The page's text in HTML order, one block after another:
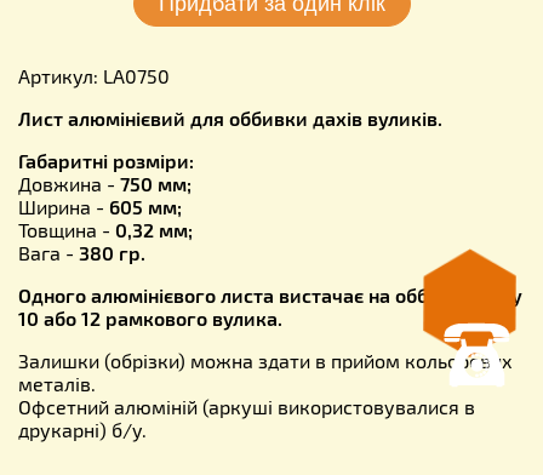
Артикул: LA0750
Лист алюмінієвий для оббивки дахів вуликів.
Габаритні розміри:
Довжина - 750 мм;
Ширина - 605 мм;
Товщина - 0,32 мм;
Вага - 380 гр.
Одного алюмінієвого листа вистачає на оббивку даху
10 або 12 рамкового вулика.
Залишки (обрізки) можна здати в прийом кольорових
металів.
Офсетний алюміній (аркуші використовувалися в
друкарні) б/у.